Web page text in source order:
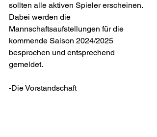
sollten alle aktiven Spieler erscheinen.
Dabei werden die
Mannschaftsaufstellungen für die
kommende Saison 2024/2025
besprochen und entsprechend
gemeldet.
-Die Vorstandschaft